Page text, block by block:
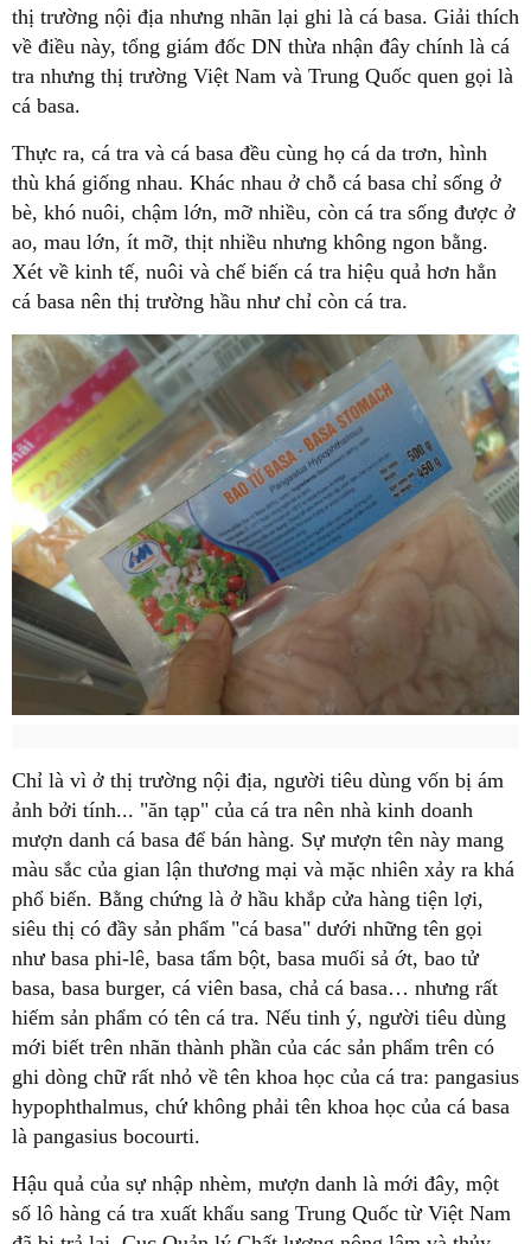
thị trường nội địa nhưng nhãn lại ghi là cá basa. Giải thích
về điều này, tổng giám đốc DN thừa nhận đây chính là cá
tra nhưng thị trường Việt Nam và Trung Quốc quen gọi là
cá basa.
Thực ra, cá tra và cá basa đều cùng họ cá da trơn, hình
thù khá giống nhau. Khác nhau ở chỗ cá basa chỉ sống ở
bè, khó nuôi, chậm lớn, mỡ nhiều, còn cá tra sống được ở
ao, mau lớn, ít mỡ, thịt nhiều nhưng không ngon bằng.
Xét về kinh tế, nuôi và chế biến cá tra hiệu quả hơn hẳn
cá basa nên thị trường hầu như chỉ còn cá tra.
Chỉ là vì ở thị trường nội địa, người tiêu dùng vốn bị ám
ảnh bởi tính... "ăn tạp" của cá tra nên nhà kinh doanh
mượn danh cá basa để bán hàng. Sự mượn tên này mang
màu sắc của gian lận thương mại và mặc nhiên xảy ra khá
phổ biến. Bằng chứng là ở hầu khắp cửa hàng tiện lợi,
siêu thị có đầy sản phẩm "cá basa" dưới những tên gọi
như basa phi-lê, basa tẩm bột, basa muối sả ớt, bao tử
basa, basa burger, cá viên basa, chả cá basa… nhưng rất
hiếm sản phẩm có tên cá tra. Nếu tinh ý, người tiêu dùng
mới biết trên nhãn thành phần của các sản phẩm trên có
ghi dòng chữ rất nhỏ về tên khoa học của cá tra: pangasius
hypophthalmus, chứ không phải tên khoa học của cá basa
là pangasius bocourti.
Hậu quả của sự nhập nhèm, mượn danh là mới đây, một
số lô hàng cá tra xuất khẩu sang Trung Quốc từ Việt Nam